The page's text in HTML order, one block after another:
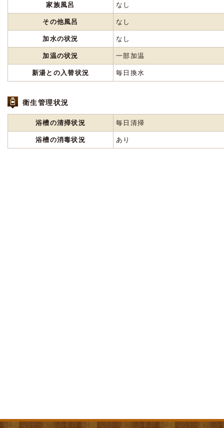
家族風呂 なし
その他風呂 なし
加水の状況 なし
加温の状況 一部加温
新湯との入替状況 毎日換水
衛生管理状況
浴槽の清掃状況 毎日清掃
浴槽の消毒状況 あり